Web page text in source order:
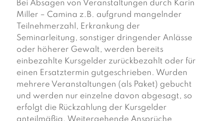
Bei Absagen von Veranstaltungen durch Karin
Miller – Camina z.B. aufgrund mangelnder
Teilnehmerzahl, Erkrankung der
Seminarleitung, sonstiger dringender Anlässe
oder höherer Gewalt, werden bereits
einbezahlte Kursgelder zurückbezahlt oder für
einen Ersatztermin gutgeschrieben. Wurden
mehrere Veranstaltungen (als Paket) gebucht
und werden nur einzelne davon abgesagt, so
erfolgt die Rückzahlung der Kursgelder